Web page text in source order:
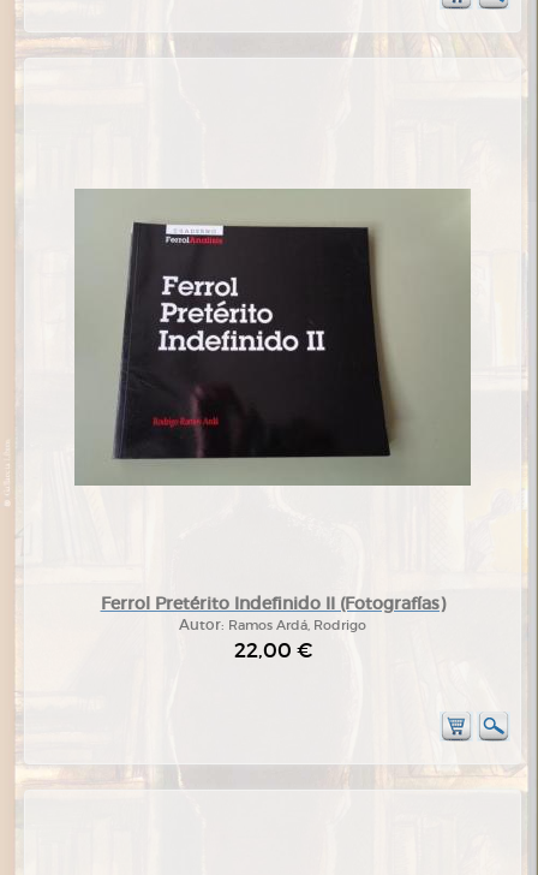
Ferrol Pretérito Indefinido II (Fotografías)
Autor: Ramos Ardá, Rodrigo
22,00 €